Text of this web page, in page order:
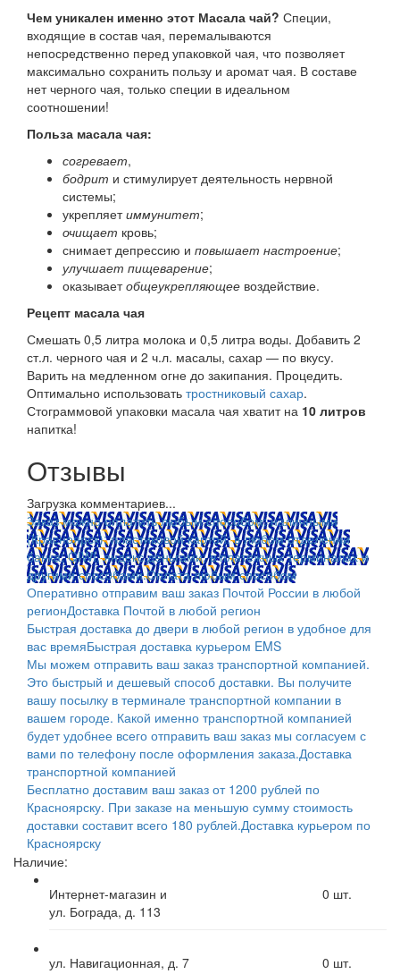
Чем уникален именно этот Масала чай? Специи,
входящие в состав чая, перемалываются
непосредственно перед упаковкой чая, что позволяет
максимально сохранить пользу и аромат чая. В составе
нет черного чая, только специи в идеальном
соотношении!
Польза масала чая:
согревает,
бодрит и стимулирует деятельность нервной
системы;
укрепляетиммунитет;
очищает кровь;
снимает депрессию и повышает настроение;
улучшает пищеварение;
оказываетобщеукрепляющее воздействие.
Рецепт масала чая
Смешать 0,5 литра молока и 0,5 литра воды. Добавить 2
ст.л. черного чая и 2 ч.л. масалы, сахар — по вкусу.
Варить на медленном огне до закипания. Процедить.
Оптимально использовать тростниковый сахар.
Стограммовой упаковки масала чая хватит на 10 литров
напитка!
Отзывы
Загрузка комментариев...
Заказ можно оплатить любым способом: наличными
(Красноярск); пластиковой картой; в любом отделении
банка; QIWI, яндекс.деньгами; в платежных терминалах и
другими способами.Оплата любым способом
Оперативно отправим ваш заказ Почтой России в любой
регионДоставка Почтой в любой регион
Быстрая доставка до двери в любой регион в удобное для
вас времяБыстрая доставка курьером EMS
Мы можем отправить ваш заказ транспортной компанией.
Это быстрый и дешевый способ доставки. Вы получите
вашу посылку в терминале транспортной компании в
вашем городе. Какой именно транспортной компанией
будет удобнее всего отправить ваш заказ мы согласуем с
вами по телефону после оформления заказа.Доставка
транспортной компанией
Бесплатно доставим ваш заказ от 1200 рублей по
Красноярску. При заказе на меньшую сумму стоимость
доставки составит всего 180 рублей.Доставка курьером по
Красноярску
Наличие:
Интернет-магазин и
ул. Бограда, д. 113
0 шт.
ул. Навигационная, д. 7 0 шт.